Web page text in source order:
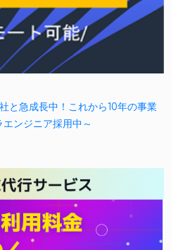
と急成長中！これから10年の事業
ンジニア採用中～